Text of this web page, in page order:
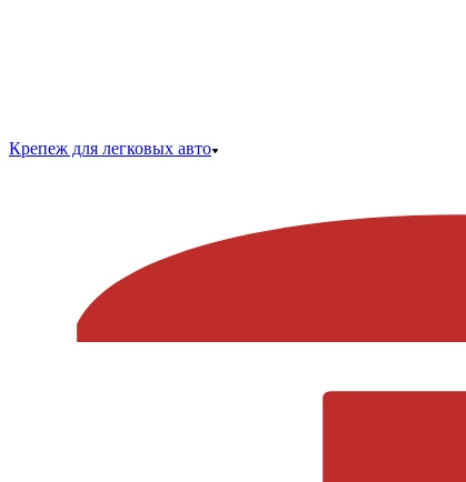
Крепеж для легковых авто